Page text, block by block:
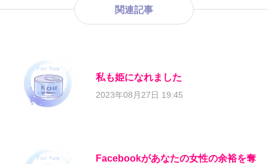
関連記事
私も姫になれました
2023年08月27日 19:45
Facebookがあなたの女性の余裕を奪